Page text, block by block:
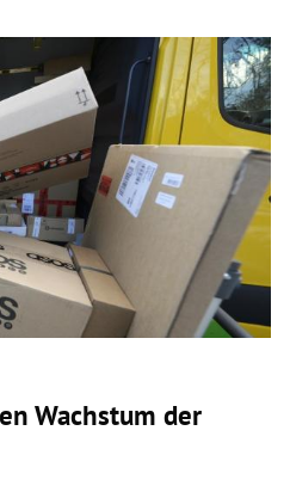
Wachstum der